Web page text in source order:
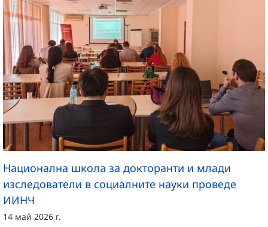
Национална школа за докторанти и млади
изследователи в социалните науки проведе
ИИНЧ
14 май 2026 г.